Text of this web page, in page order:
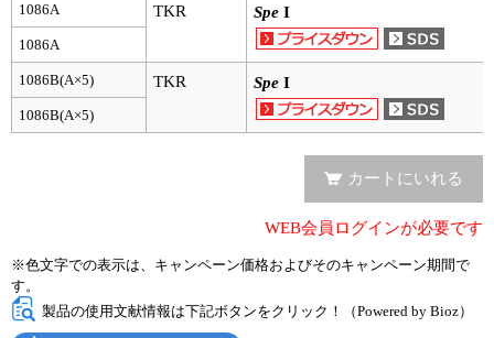
リアルタイムPCR実験ガイド
遺伝子検査ガイド（食品・水質・家畜他）
クローニング実験ガイド
細胞選択ガイド
1086A TKR Spe I
1086A
1086B(A×5) TKR Spe I
1086B(A×5)
※色文字での表示は、キャンペーン価格およびそのキャンペーン期間で
す。
製品の使用文献情報は下記ボタンをクリック！（Powered by Bioz）
カートにいれる
WEB会員ログインが必要です